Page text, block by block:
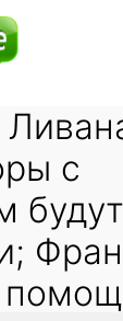
с
будут